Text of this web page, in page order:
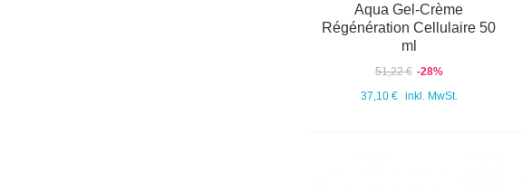
Aqua Gel-Crème
Régénération Cellulaire 50
ml
51,22 € -28%
37,10 € inkl. MwSt.